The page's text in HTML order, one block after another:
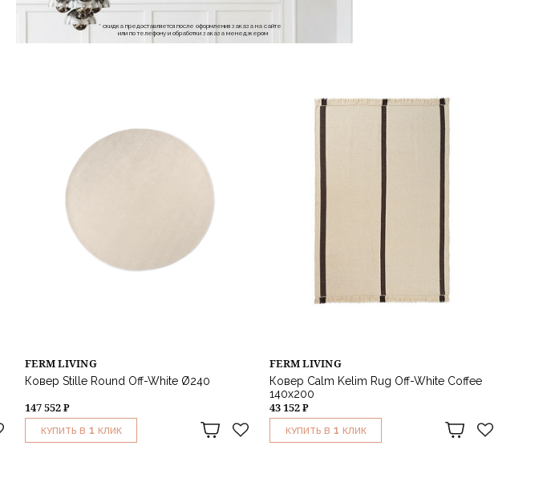
FERM LIVING
Ковер Stille Round Off-White Ø240
147 552 ₽
КУПИТЬ В 1 КЛИК
FERM LIVING
Ковер Calm Kelim Rug Off-White Coffee
140х200
43 152 ₽
КУПИТЬ В 1 КЛИК
* скидка предоставляется после оформления заказа на сайте
или по телефону и обработки заказа менеджером